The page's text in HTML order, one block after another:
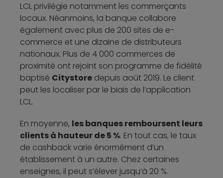
LCL privilégie notamment les commerçants
locaux. Néanmoins, la banque collabore
également avec plus de 200 sites de e-
commerce et une dizaine de distributeurs
nationaux. Plus de 4 000 commerces de
proximité ont rejoint son programme de fidélité
baptisé Citystore depuis août 2019. Le client
peut les localiser par le biais de l’application
LCL.
En moyenne, les banques remboursent leurs
clients à hauteur de 5 %. En tout cas, le taux
de cashback varie énormément d’un
établissement à un autre. Chez certaines
enseignes, il peut s’élever jusqu’à 20 %.